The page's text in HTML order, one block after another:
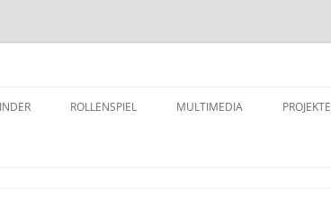
ROLLENSPIEL MULTIMEDIA PROJEKTE